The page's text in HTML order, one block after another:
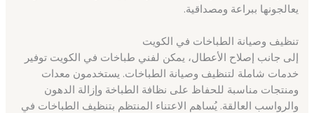
يعالجونها ببراعة ومصداقية.
تنظيف وصيانة الطباخات في الكويت
إلى جانب إصلاح الأعطال، يمكن لفني طباخات في الكويت توفير
خدمات شاملة لتنظيف وصيانة الطباخات. يستخدمون معدات
ومنتجات مناسبة للحفاظ على نظافة الطباخة وإزالة الدهون
والرواسب العالقة. يُساهم الاعتناء المنتظم بتنظيف الطباخات في